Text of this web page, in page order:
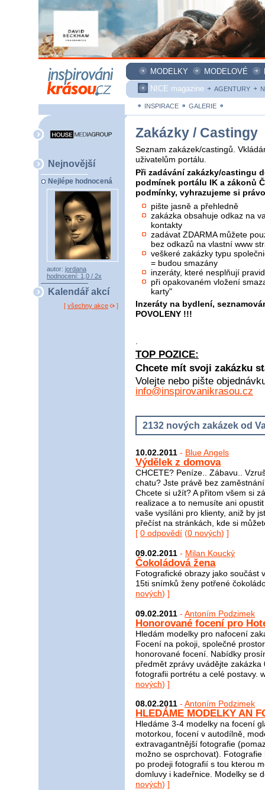
MODELKY MODELOVÉ
NICE magazine
AGENTURY
INSPIRACE GALERIE
Nejnovější
Nejlépe hodnocená
autor: jordana
hodnocení: 1,0 / 2x
Kalendář akcí
[ všechny akce ]
Zakázky / Castingy
Seznam zakázek/castingů.
uživatelům portálu.
Při zadávání zakázky/castingu
podmínek portálu IK a zákonů
podmínky, vyhrazujeme si
pište jasně a přehledně
zakázka obsahuje odkaz na
kontakty
zadávat ZDARMA můžete
bez odkazů na vlastní www
veškeré zakázky typu
= budou smazány
inzeráty, které nesplňují
při opakovaném vložení
karty"
Inzeráty na bydlení,
POVOLENY !!!
TOP POZICE:
Chcete mít svoji zakázku
Volejte nebo pište
info@inspirovanikrasou.cz
2132 nových zakázek od
10.02.2011 - Blue Angels
Výdělek z domova
CHCETE? Peníze.. Zábavu..
chatu? Jste právě bez
Chcete si užít? A přitom všem si
realizace a to nemusíte ani
vaše vysíláni pro klienty, aniž by
přečíst na stránkách, kde si
[ 0 odpovědí (0 nových) ]
09.02.2011 - Milan Koucký
Čokoládová žena
Fotografické obrazy jako součást
15ti snímků ženy potřené
nových) ]
09.02.2011 - Antoním Podzimek
Honorované focení pro
Hledám modelky pro nafocení
Focení na pokoji, společné
honorované focení. Nabídky
předmět zprávy uvádějte
fotografii portrétu a celé postavy.
nových) ]
08.02.2011 - Antoním Podzimek
HLEDÁME MODELKY AN
Hledáme 3-4 modelky na focení
motorkou, focení v autodílně,
extravagantnější fotografie
možno se osprchovat).
po prodeji fotografií s tou kterou
domluvy i kadeřnice. Modelky se
nových) ]